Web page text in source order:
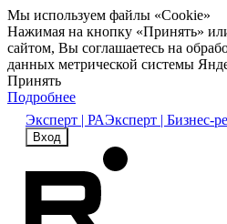
Мы используем файлы «Cookie»
Нажимая на кнопку «Принять»
сайтом, Вы соглашаетесь на
данных метрической системы
Принять
Подробнее
Эксперт | РАЭксперт | Бизнес-
Вход